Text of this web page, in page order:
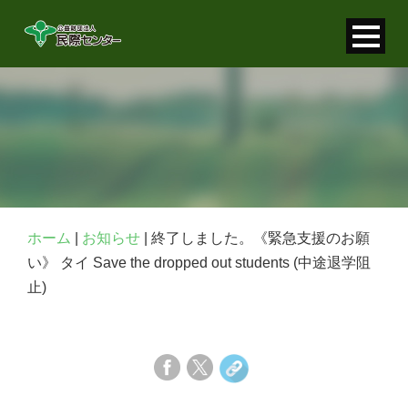
お問い合わせ
ホーム お知らせ
終了しました。《緊急支援のお願
い》 タイ Save the dropped out students (中途退学阻
止)